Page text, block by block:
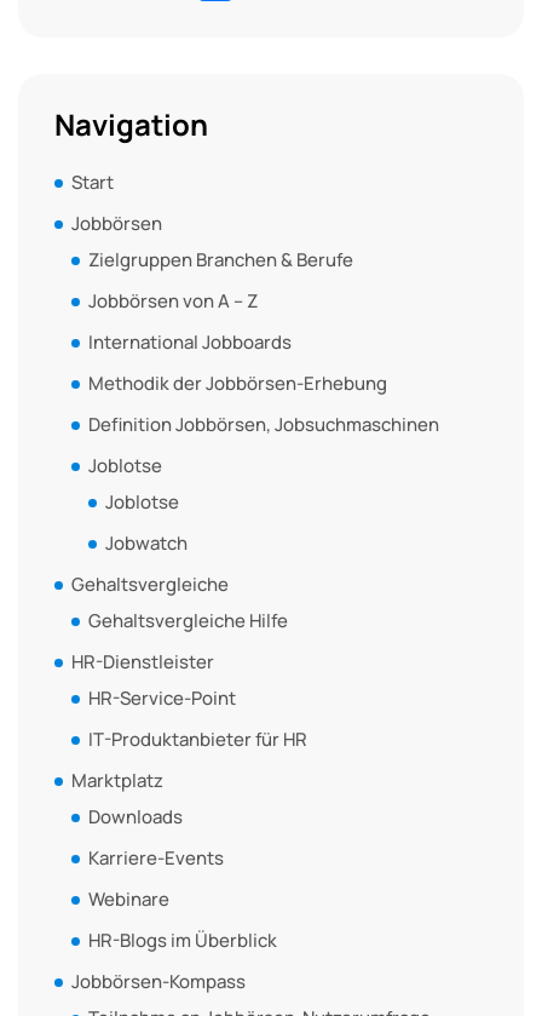
Navigation
Start
Jobbörsen
Zielgruppen Branchen & Berufe
Jobbörsen von A – Z
International Jobboards
Methodik der Jobbörsen-Erhebung
Definition Jobbörsen, Jobsuchmaschinen
Joblotse
Joblotse
Jobwatch
Gehaltsvergleiche
Gehaltsvergleiche Hilfe
HR-Dienstleister
HR-Service-Point
IT-Produktanbieter für HR
Marktplatz
Downloads
Karriere-Events
Webinare
HR-Blogs im Überblick
Jobbörsen-Kompass